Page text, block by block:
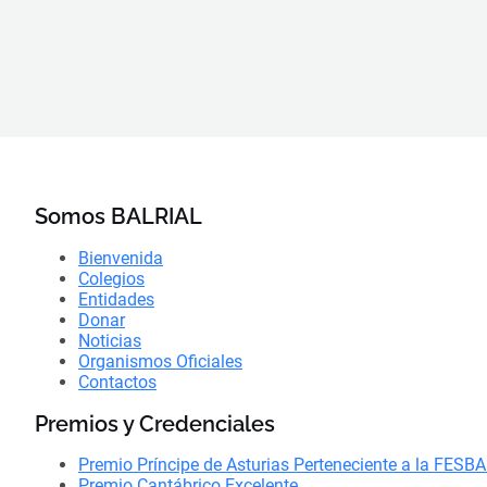
Somos BALRIAL
Bienvenida
Colegios
Entidades
Donar
Noticias
Organismos Oficiales
Contactos
Premios y Credenciales
Premio Príncipe de Asturias Perteneciente a la